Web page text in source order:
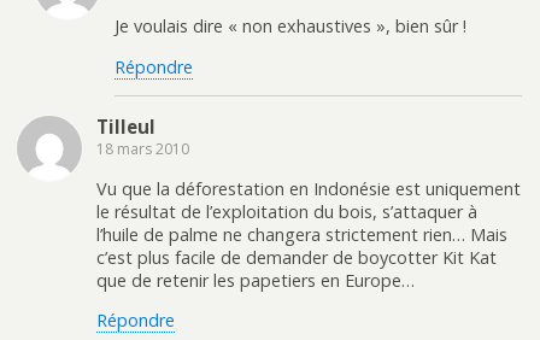
Je voulais dire « non exhaustives », bien sûr !
Répondre
Tilleul
18 mars 2010
Vu que la déforestation en Indonésie est uniquement
le résultat de l’exploitation du bois, s’attaquer à
l’huile de palme ne changera strictement rien… Mais
c’est plus facile de demander de boycotter Kit Kat
que de retenir les papetiers en Europe…
Répondre